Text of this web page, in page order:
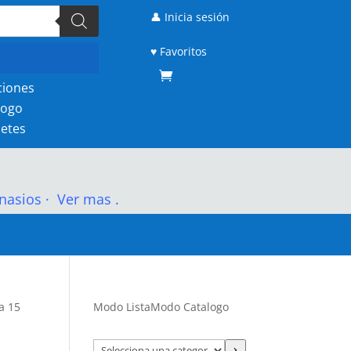
👤 Inicia sesión
♥ Favoritos
· Ver mas .
15
Modo ListaModo Catalogo
Selecciona